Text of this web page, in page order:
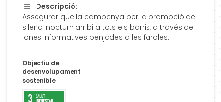
Descripció:
Assegurar que la campanya per la promoció del
silenci nocturn arribi a tots els barris, a través de
lones informatives penjades a les faroles.
Objectiu de
desenvolupament
sostenible